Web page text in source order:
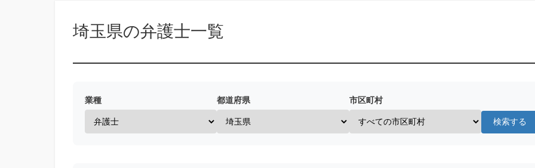
埼玉県の弁護士一覧
業種 都道府県 市区町村
検索する